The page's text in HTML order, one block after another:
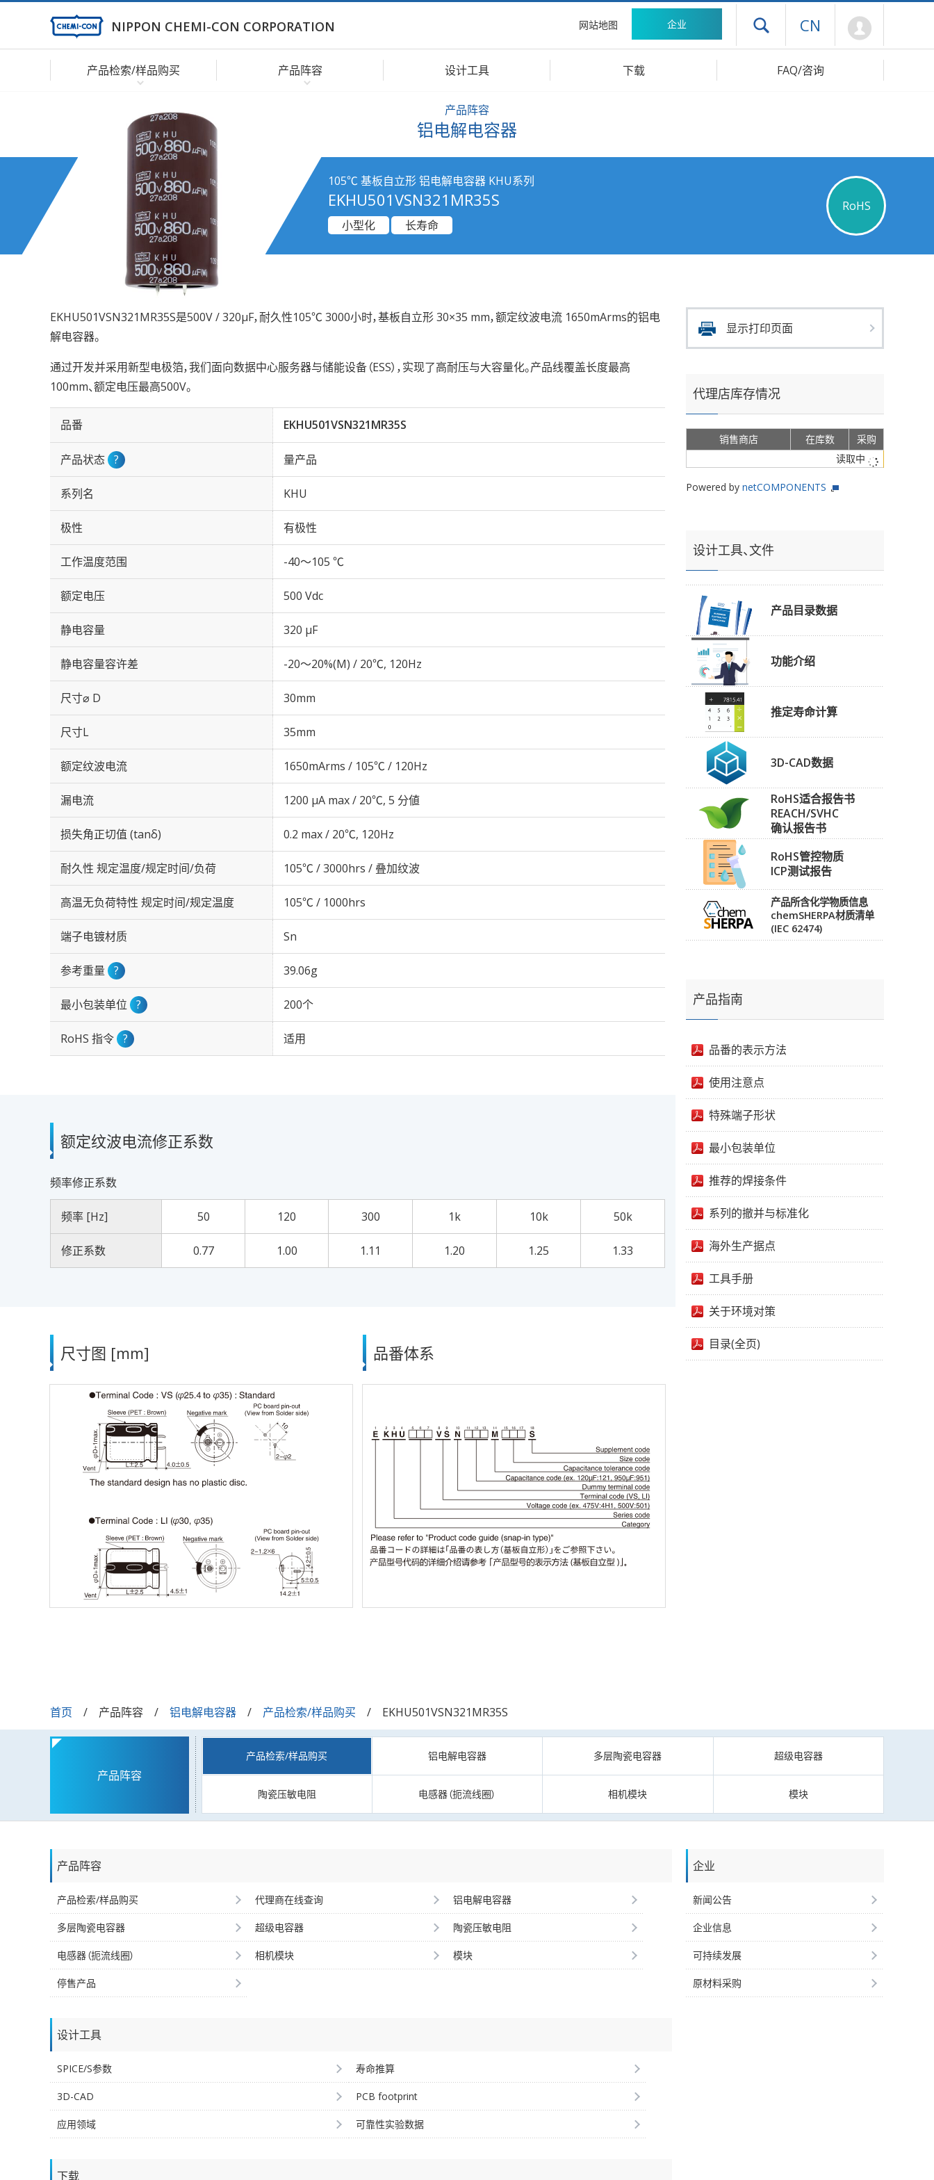
NIPPON CHEMI-CON CORPORATION 网站地图 企业 打开抽屉菜单
CN
产品检索/样品购买 产品阵容 设计工具 下载 FAQ/咨询
产品阵容
铝电解电容器
105℃ 基板自立形 铝电解电容器 KHU系列
EKHU501VSN321MR35S
RoHS
小型化
长寿命
EKHU501VSN321MR35S是500V / 320µF，耐久性105℃ 3000小时，基板自立形 30×35 mm，额定纹波电流 1650mArms的铝电
解电容器。
通过开发并采用新型电极箔，我们面向数据中心服务器与储能设备（ESS），实现了高耐压与大容量化。产品线覆盖长度最高
100mm、额定电压最高500V。
品番 EKHU501VSN321MR35S
产品状态 ? 量产品
系列名 KHU
极性 有极性
工作温度范围 -40～105 ℃
额定电压 500 Vdc
静电容量 320 µF
静电容量容许差 -20～20%(M) / 20℃, 120Hz
尺寸⌀ D 30mm
尺寸L 35mm
额定纹波电流 1650mArms / 105℃ / 120Hz
漏电流 1200 μA max / 20℃, 5 分値
损失角正切值 (tanδ) 0.2 max / 20℃, 120Hz
耐久性 规定温度/规定时间/负荷 105℃ / 3000hrs / 叠加纹波
高温无负荷特性 规定时间/规定温度 105℃ / 1000hrs
端子电镀材质 Sn
参考重量 ? 39.06g
最小包装单位 ? 200个
RoHS 指令 ? 适用
额定纹波电流修正系数
频率修正系数
频率 [Hz] 50 120 300 1k 10k 50k
修正系数 0.77 1.00 1.11 1.20 1.25 1.33
尺寸图 [mm] 品番体系
显示打印页面
代理店库存情况
销售商店 在库数
采购
读取中
Powered by netCOMPONENTS
设计工具、文件
产品目录数据
功能介绍
推定寿命计算
3D-CAD数据
RoHS适合报告书
REACH/SVHC
确认报告书
RoHS管控物质
ICP测试报告
产品所含化学物质信息
chemSHERPA材质清单
(IEC 62474)
产品指南
品番的表示方法
使用注意点
特殊端子形状
最小包装单位
推荐的焊接条件
系列的撤并与标准化
海外生产据点
工具手册
关于环境对策
目录(全页)
首页 产品阵容 铝电解电容器 产品检索/样品购买 EKHU501VSN321MR35S
产品阵容
产品检索/样品购买 铝电解电容器 多层陶瓷电容器 超级电容器
陶瓷压敏电阻 电感器（扼流线圈） 相机模块 模块
产品阵容
产品检索/样品购买 代理商在线查询 铝电解电容器
多层陶瓷电容器 超级电容器 陶瓷压敏电阻
电感器（扼流线圈） 相机模块 模块
停售产品
设计工具
SPICE/S参数 寿命推算
3D-CAD PCB footprint
应用领域 可靠性实验数据
下载
企业
新闻公告
企业信息
可持续发展
原材料采购